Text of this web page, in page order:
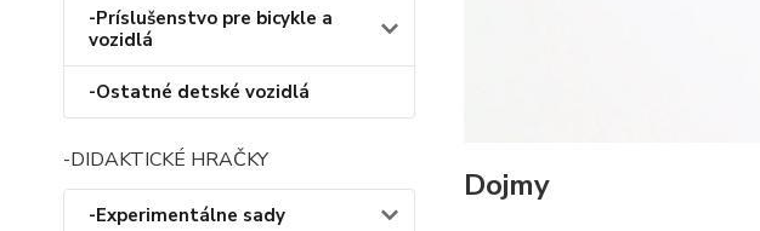
-Príslušenstvo pre bicykle a
vozidlá
-Ostatné detské vozidlá
-DIDAKTICKÉ HRAČKY
-Experimentálne sady
Dojmy